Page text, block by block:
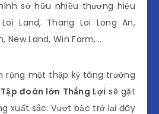
sở hữu nhiều thương hiệu
Land, Thang Loi Long An,
New Land, Win Farm,…
rộng một thập kỷ tăng trưởng
Tập đoàn lớn Thắng Lợi sẽ gặt
xuất sắc. Vượt bậc trở lại đây